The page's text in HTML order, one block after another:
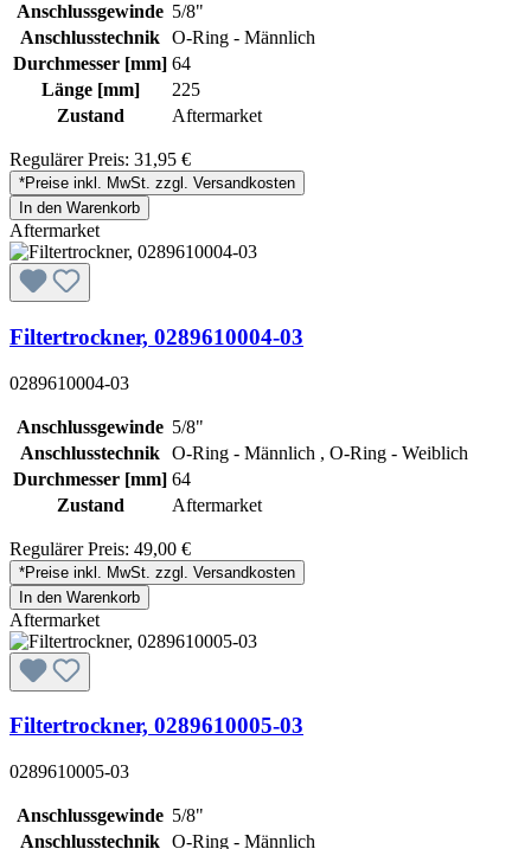
Anschlussgewinde 5/8"
Anschlusstechnik O-Ring - Männlich
Durchmesser [mm] 64
Länge [mm]
225
Zustand
Aftermarket
Regulärer Preis: 31,95 €
*Preise inkl. MwSt. zzgl. Versandkosten
In den Warenkorb
Aftermarket
Filtertrockner, 0289610004-03
0289610004-03
Anschlussgewinde 5/8"
Anschlusstechnik O-Ring - Männlich , O-Ring - Weiblich
Durchmesser [mm] 64
Zustand
Aftermarket
Regulärer Preis: 49,00 €
*Preise inkl. MwSt. zzgl. Versandkosten
In den Warenkorb
Aftermarket
Filtertrockner, 0289610005-03
0289610005-03
Anschlussgewinde 5/8"
Anschlusstechnik O-Ring - Männlich